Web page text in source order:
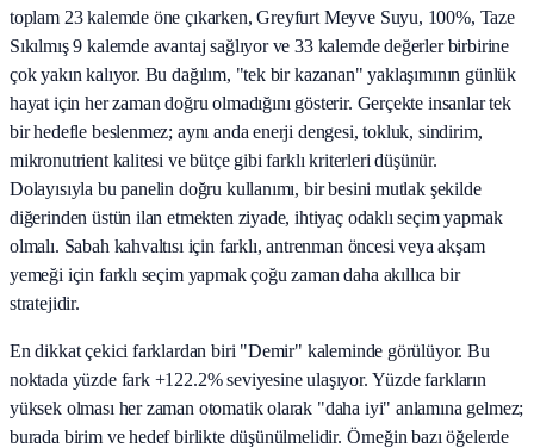
toplam 23 kalemde öne çıkarken, Greyfurt Meyve Suyu, 100%, Taze
Sıkılmış 9 kalemde avantaj sağlıyor ve 33 kalemde değerler birbirine
çok yakın kalıyor. Bu dağılım, "tek bir kazanan" yaklaşımının günlük
hayat için her zaman doğru olmadığını gösterir. Gerçekte insanlar tek
bir hedefle beslenmez; aynı anda enerji dengesi, tokluk, sindirim,
mikronutrient kalitesi ve bütçe gibi farklı kriterleri düşünür.
Dolayısıyla bu panelin doğru kullanımı, bir besini mutlak şekilde
diğerinden üstün ilan etmekten ziyade, ihtiyaç odaklı seçim yapmak
olmalı. Sabah kahvaltısı için farklı, antrenman öncesi veya akşam
yemeği için farklı seçim yapmak çoğu zaman daha akıllıca bir
stratejidir.
En dikkat çekici farklardan biri "Demir" kaleminde görülüyor. Bu
noktada yüzde fark +122.2% seviyesine ulaşıyor. Yüzde farkların
yüksek olması her zaman otomatik olarak "daha iyi" anlamına gelmez;
burada birim ve hedef birlikte düşünülmelidir. Örneğin bazı öğelerde